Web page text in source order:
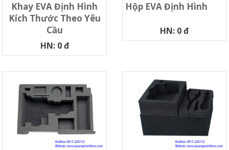
Khay EVA Định Hình
Kích Thước Theo Yêu
Cầu
HN: 0 đ
Hộp EVA Định Hình
HN: 0 đ